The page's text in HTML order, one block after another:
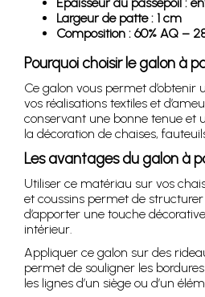
Largeur de patte : 1 cm
Composition : 60% AQ –
Pourquoi choisir le galon à
Ce galon vous permet d’obtenir
vos réalisations textiles et
conservant une bonne tenue et
la décoration de chaises,
Les avantages du galon à
Utiliser ce matériau sur vos
et coussins permet de
d’apporter une touche
intérieur.
Appliquer ce galon sur des
permet de souligner les
les lignes d’un siège ou d’un